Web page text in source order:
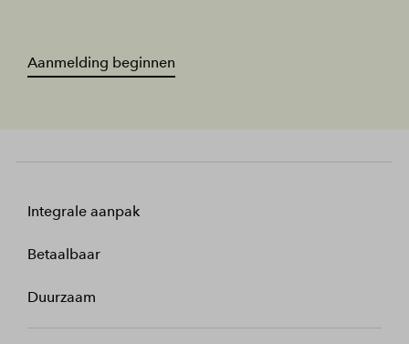
Aanmelding beginnen
Integrale aanpak
Betaalbaar
Duurzaam